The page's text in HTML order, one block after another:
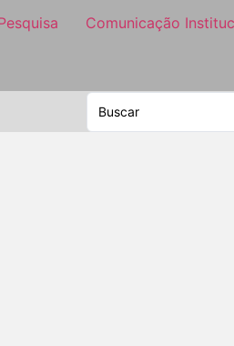
Comunicação